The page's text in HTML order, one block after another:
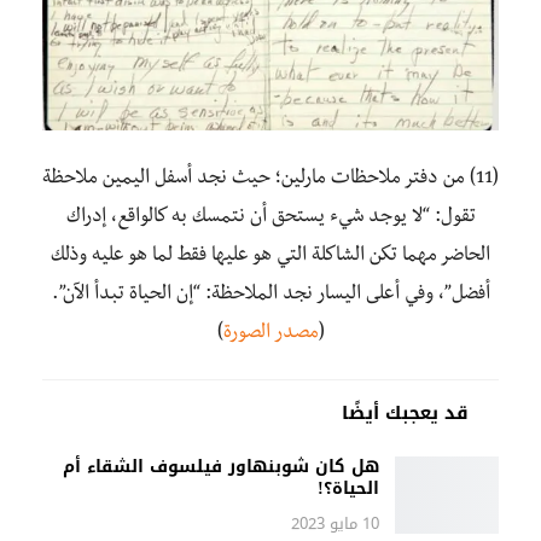
(11) من دفتر ملاحظات مارلين؛ حيث نجد أسفل اليمين ملاحظة
تقول: “لا يوجد شيء يستحق أن نتمسك به كالواقع، إدراك
الحاضر مهما تكن الشاكلة التي هو عليها فقط لما هو عليه وذلك
أفضل”، وفي أعلى اليسار نجد الملاحظة: “إن الحياة تبدأ الآن”.
(مصدر الصورة)
قد يعجبك أيضًا
هل كان شوبنهاور فيلسوف الشقاء أم
الحياة؟!
10 مايو 2023